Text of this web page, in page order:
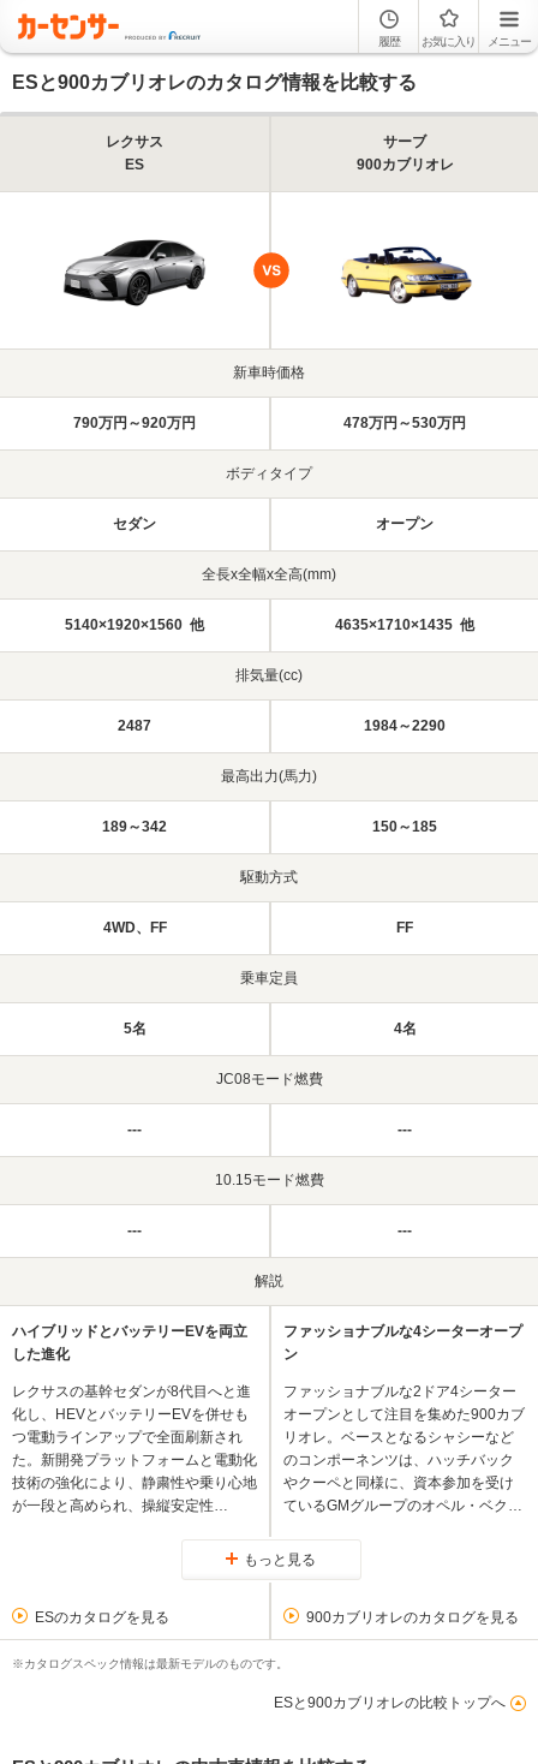
履歴 お気に入り メニュー
ESと900カブリオレのカタログ情報を比較する
レクサス
ES
サーブ
900カブリオレ
新車時価格
790万円～920万円 478万円～530万円
ボディタイプ
セダン オープン
全長x全幅x全高(mm)
5140×1920×1560 他 4635×1710×1435 他
排気量(cc)
2487 1984～2290
最高出力(馬力)
189～342 150～185
駆動方式
4WD、FF FF
乗車定員
5名 4名
JC08モード燃費
--- ---
10.15モード燃費
--- ---
解説
ハイブリッドとバッテリーEVを両立
した進化
レクサスの基幹セダンが8代目へと進
化し、HEVとバッテリーEVを併せも
つ電動ラインアップで全面刷新され
た。新開発プラットフォームと電動化
技術の強化により、静粛性や乗り心地
が一段と高められ、操縦安定性…
ファッショナブルな4シーターオープ
ン
ファッショナブルな2ドア4シーター
オープンとして注目を集めた900カブ
リオレ。ベースとなるシャシーなど
のコンポーネンツは、ハッチバック
やクーペと同様に、資本参加を受け
ているGMグループのオペル・ベク…
もっと見る
ESのカタログを見る 900カブリオレのカタログを見る
※カタログスペック情報は最新モデルのものです。
ESと900カブリオレの比較トップへ